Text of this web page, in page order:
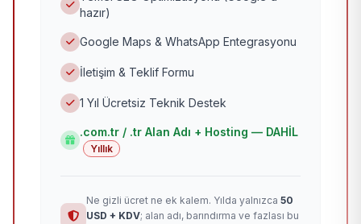
hazır)
Google Maps & WhatsApp Entegrasyonu
İletişim & Teklif Formu
1 Yıl Ücretsiz Teknik Destek
.com.tr / .tr Alan Adı + Hosting — DAHİL
Yıllık
Ne gizli ücret ne ek kalem. Yılda yalnızca 50
USD + KDV; alan adı, barındırma ve fazlası bu